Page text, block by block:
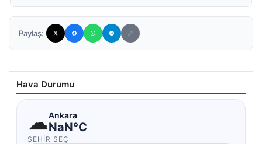
Paylaş:
Hava Durumu
☁Ankara
NaN°C
ŞEHIR SEÇ